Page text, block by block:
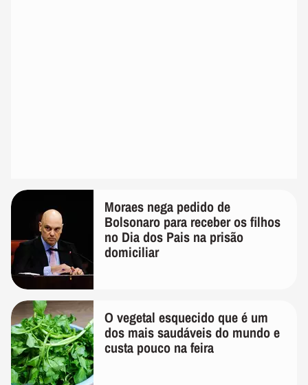
Moraes nega pedido de
Bolsonaro para receber os filhos
no Dia dos Pais na prisão
domiciliar
O vegetal esquecido que é um
dos mais saudáveis do mundo e
custa pouco na feira